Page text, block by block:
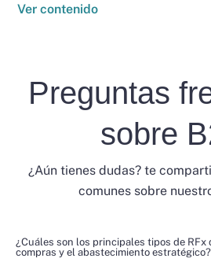
Ver contenido
Preguntas
sobre
¿Aún tienes dudas? te
comunes sobre
¿Cuáles son los principales tipos de RFx
compras y el abastecimiento estratégico?